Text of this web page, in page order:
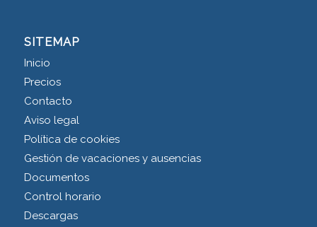
SITEMAP
Inicio
Precios
Contacto
Aviso legal
Política de cookies
Gestión de vacaciones y ausencias
Documentos
Control horario
Descargas